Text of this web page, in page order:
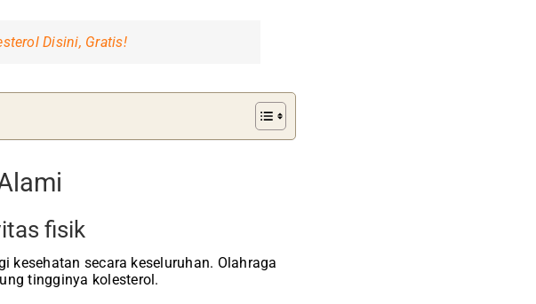
Disini, Gratis!
fisik
secara keseluruhan. Olahraga
tingginya kolesterol.